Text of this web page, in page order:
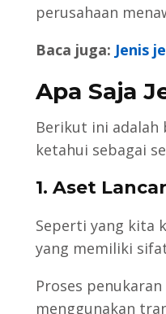
perusahaan
Baca juga: Jenis
Apa Saja
Berikut ini adalah
ketahui sebagai
1. Aset Lancar
Seperti yang kita
yang memiliki
Proses
menggunakan